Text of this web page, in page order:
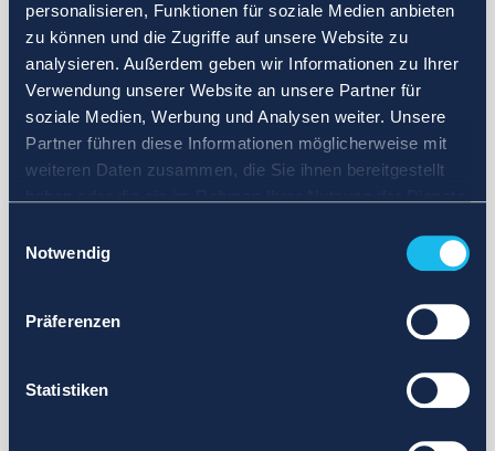
personalisieren, Funktionen für soziale Medien anbieten
zu können und die Zugriffe auf unsere Website zu
analysieren. Außerdem geben wir Informationen zu Ihrer
Verwendung unserer Website an unsere Partner für
soziale Medien, Werbung und Analysen weiter. Unsere
Partner führen diese Informationen möglicherweise mit
weiteren Daten zusammen, die Sie ihnen bereitgestellt
Notwendig
Präferenzen
Statistiken